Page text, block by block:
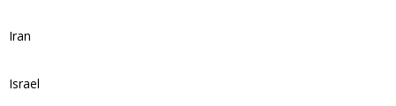
Iran
Israel